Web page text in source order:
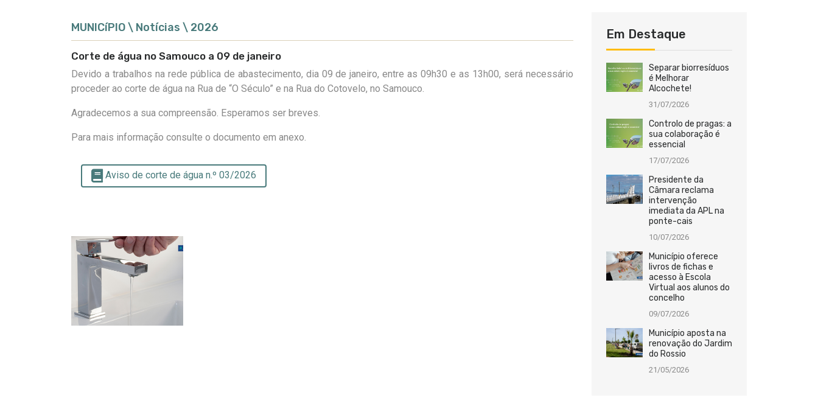
MUNICíPIO \ Notícias \ 2026
Corte de água no Samouco a 09 de janeiro
Devido a trabalhos na rede pública de abastecimento, dia 09 de janeiro, entre as 09h30 e as 13h00, será necessário
proceder ao corte de água na Rua de “O Século” e na Rua do Cotovelo, no Samouco.
Agradecemos a sua compreensão. Esperamos ser breves.
Para mais informação consulte o documento em anexo.
Aviso de corte de água n.º 03/2026
Em Destaque
Separar biorresíduos
é Melhorar
Alcochete!
31/07/2026
Controlo de pragas: a
sua colaboração é
essencial
17/07/2026
Presidente da
Câmara reclama
intervenção
imediata da APL na
ponte-cais
10/07/2026
Município oferece
livros de fichas e
acesso à Escola
Virtual aos alunos do
concelho
09/07/2026
Município aposta na
renovação do Jardim
do Rossio
21/05/2026